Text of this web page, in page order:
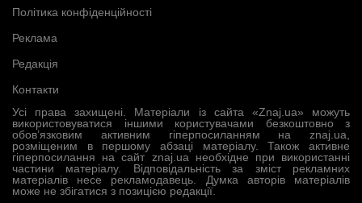
Усі права захищені. Матеріали із сайта «Znaj.ua» можуть
використовуватися іншими користувачами безкоштовно з
обов’язковим активним гіперпосиланням на znaj.ua,
розміщеним в першому абзаці матеріалу. Також активне
гіперпосилання на сайт znaj.ua необхідне при використанні
частини матеріалу. Відповідальність за зміст рекламних
матеріалів несе рекламодавець. Думка авторів матеріалів
може не збігатися з позицією редакції.
Політика конфіденційності
Реклама
Редакція
Контакти